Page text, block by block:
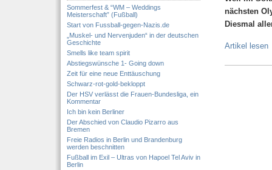
Sommerfest & “WM – Weddings
Meisterschaft” (Fußball)
Start von Fussball-gegen-Nazis.de
„Muskel- und Nervenjuden“ in der deutschen
Geschichte
Smells like team spirit
Abstiegswünsche 1- Going down
Zeit für eine neue Enttäuschung
Schwarz-rot-gold-bekloppt
Der HSV verlässt die Frauen-Bundesliga, ein
Kommentar
Ich bin kein Berliner
Der Abschied von Claudio Pizarro aus
Bremen
Freie Radios in Berlin und Brandenburg
werden beschnitten
Fußball im Exil – Ultras von Hapoel Tel Aviv in
Berlin
nächsten
Diesmal
Artikel lesen